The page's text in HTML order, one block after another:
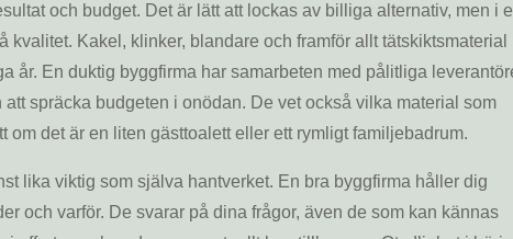
och budget. Det är lätt att lockas av billiga alternativ, men i
kvalitet. Kakel, klinker, blandare och framför allt tätskiktsmaterial
år. En duktig byggfirma har samarbeten med pålitliga
spräcka budgeten i onödan. De vet också vilka material som
om det är en liten gästtoalett eller ett rymligt familjebadrum.
lika viktig som själva hantverket. En bra byggfirma håller dig
och varför. De svarar på dina frågor, även de som kan kännas